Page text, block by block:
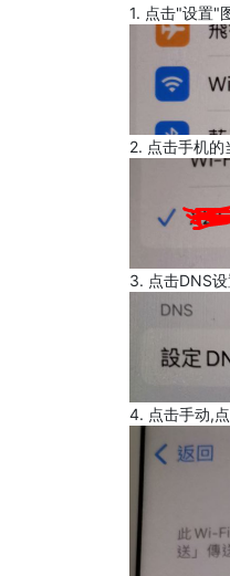
1. 点击"设置"
2. 点击手机
3. 点击DNS
4. 点击手动,